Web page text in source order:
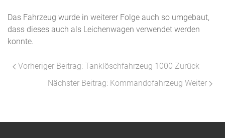
Das Fahrzeug wurde in weiterer Folge auch so umgebaut,
dass dieses auch als Leichenwagen verwendet werden
konnte.
Vorheriger Beitrag: Tanklöschfahrzeug 1000 Zurück
Nächster Beitrag: Kommandofahrzeug Weiter